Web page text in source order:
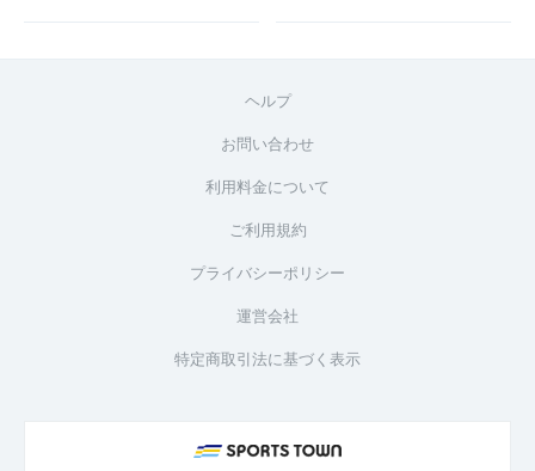
ヘルプ
お問い合わせ
利用料金について
ご利用規約
プライバシーポリシー
運営会社
特定商取引法に基づく表示